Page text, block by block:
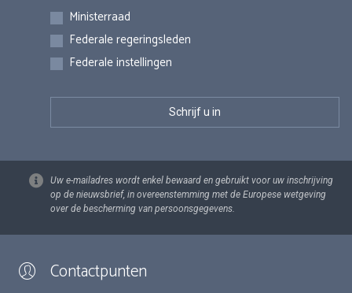
Inschrijvingen
Ministerraad
Federale regeringsleden
Federale instellingen
Uw e-mailadres wordt enkel bewaard en gebruikt voor uw inschrijving
op de nieuwsbrief, in overeenstemming met de Europese wetgeving
over de bescherming van persoonsgegevens.
Contactpunten